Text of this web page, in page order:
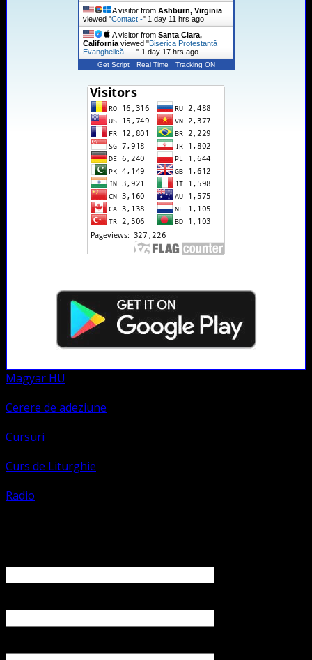
A visitor from Ashburn, Virginia
viewed "Contact -" 1 day 11 hrs ago
A visitor from Santa Clara,
Californiaviewed "Biserica Protestantă
Evanghelică -… " 1 day 17 hrs ago
Get Script Real Time Tracking ON
Magyar HU
Cerere de adeziune
Cursuri
Curs de Liturghie
Radio